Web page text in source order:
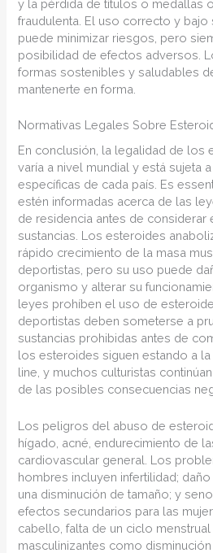
y la pérdida de títulos o medallas
fraudulenta. El uso correcto y bajo
puede minimizar riesgos, pero
posibilidad de efectos adversos.
formas sostenibles y saludables
mantenerte en forma.
Normativas Legales Sobre
En conclusión, la legalidad de los
varía a nivel mundial y está sujeta
específicas de cada país. Es
estén informadas acerca de las
de residencia antes de considerar
sustancias. Los esteroides
rápido crecimiento de la masa
deportistas, pero su uso puede
organismo y alterar su
leyes prohíben el uso de
deportistas deben someterse a
sustancias prohibidas antes de
los esteroides siguen estando a
line, y muchos culturistas
de las posibles consecuencias
Los peligros del abuso de
hígado, acné, endurecimiento de
cardiovascular general. Los
hombres incluyen infertilidad;
una disminución de tamaño; y
efectos secundarios para las
cabello, falta de un ciclo
masculinizantes como